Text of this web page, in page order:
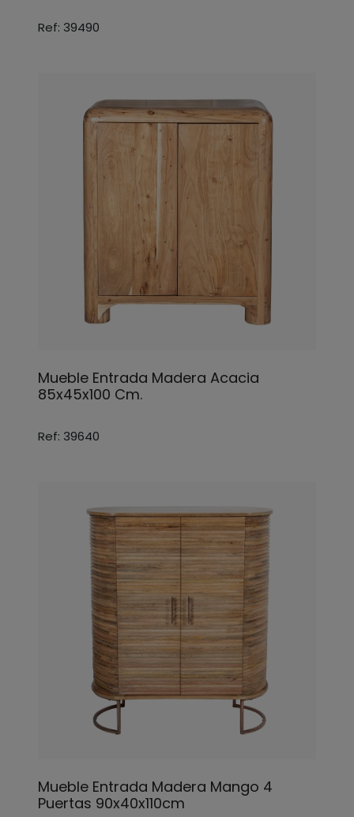
Ref: 39490
Mueble Entrada Madera Acacia
85x45x100 Cm.
Ref: 39640
Mueble Entrada Madera Mango 4
Puertas 90x40x110cm